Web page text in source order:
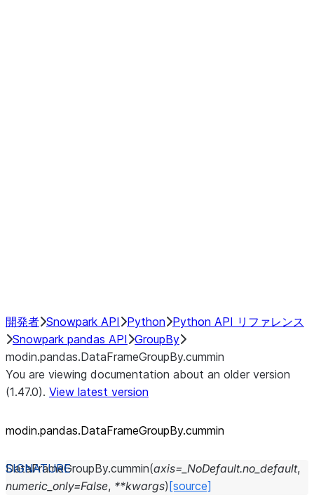
開発者 Snowpark API Python Python API リファレンス
Snowpark pandas API GroupBy
modin.pandas.DataFrameGroupBy.cummin
You are viewing documentation about an older version
(1.47.0). View latest version
modin.pandas.DataFrameGroupBy.cummin
DataFrameGroupBy.cummin(axis= _NoDefault.no_default,
numeric_only=False, **kwargs) [source]